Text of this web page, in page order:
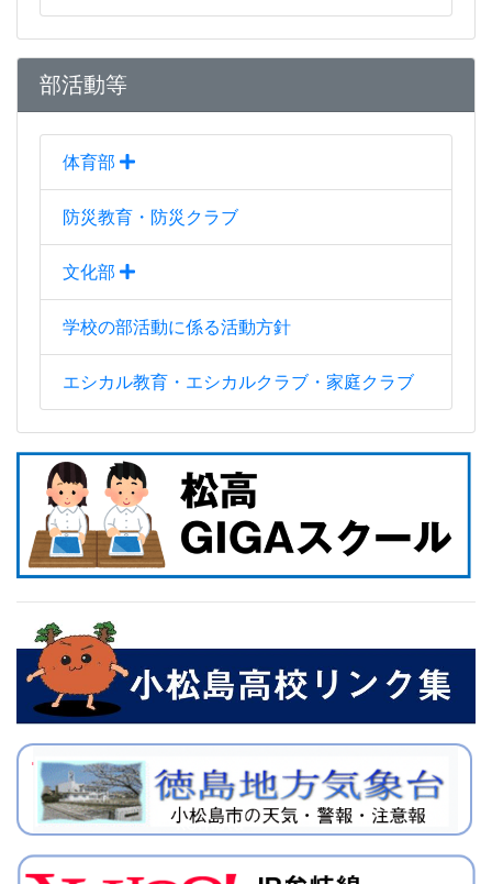
部活動等
体育部
防災教育・防災クラブ
文化部
学校の部活動に係る活動方針
エシカル教育・エシカルクラブ・家庭クラブ